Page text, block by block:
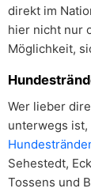
direkt im
hier nicht nur
Möglichkeit,
Wer lieber
unterwegs ist,
Sehestedt,
Tossens und